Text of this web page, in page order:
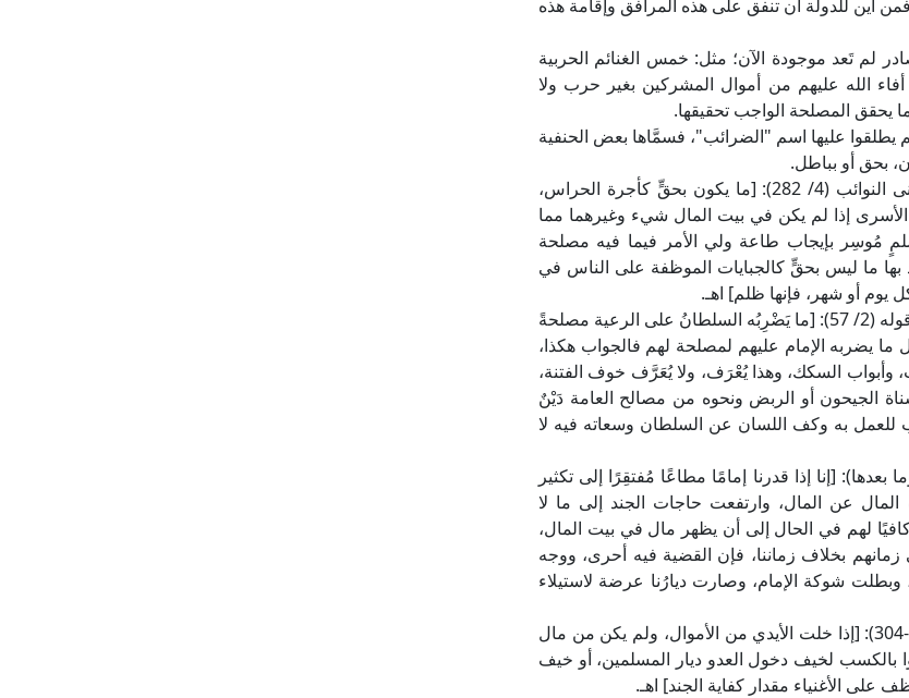
أين للدولة أن تنفق على هذه المرافق وإقامة هذه
لم تَعد موجودة الآن؛ مثل: خمس الغنائم الحربية
الله عليهم من أموال المشركين بغير حرب ولا
يحقق المصلحة الواجب تحقيقها.
يطلقوا عليها اسم "الضرائب"، فسمَّاها بعض الحنفية
بحق أو بباطل.
جاء في حاشية "رد المحتار" للعلامة ابن عابدين في بيان معنى النوائب (4/ 282): [ما يكون بحقٍّ كأجرة الحراس،
إذا لم يكن في بيت المال شيء وغيرهما مما
مُوسِر بإيجاب طاعة ولي الأمر فيما فيه مصلحة
بها ما ليس بحقٍّ كالجبايات الموظفة على الناس في
يوم أو شهر، فإنها ظلم] اهـ.
وقد نقل العلامة ابن عابدين أيضًا عن العلامة أبي جعفر البلخي قوله (2/ 57): [ما يَضْرِبُه السلطانُ على الرعية مصلحةً
ما يضربه الإمام عليهم لمصلحة لهم فالجواب هكذا،
السكك، وهذا يُعْرَف، ولا يُعَرَّف خوف الفتنة،
الجيحون أو الربض ونحوه من مصالح العامة دَيْنٌ
للعمل به وكف اللسان عن السلطان وسعاته فيه لا
يقول الإمام الشاطبي في "الاعتصام" (3/ 25، وما بعدها): [إنا إذا قدرنا إمامًا مطاعًا مُفتقِرًا إلى تكثير
المال عن المال، وارتفعت حاجات الجند إلى ما لا
كافيًا لهم في الحال إلى أن يظهر مال في بيت المال،
بخلاف زماننا، فإن القضية فيه أحرى، ووجه
وبطلت شوكة الإمام، وصارت ديارُنا عرضة لاستيلاء
ومن الشافعية يقول الإمام الغزالي في "المستصفى" (1/ 303-304): [إذا خلت الأيدي من الأموال، ولم يكن من مال
بالكسب لخيف دخول العدو ديار المسلمين، أو خيف
على الأغنياء مقدار كفاية الجند] اهـ.